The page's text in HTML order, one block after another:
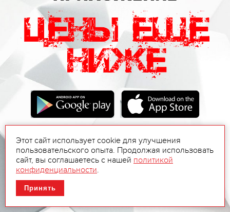
Этот сайт использует cookie для улучшения
пользовательского опыта. Продолжая использовать
сайт, вы соглашаетесь с нашей политикой
конфиденциальности.
Принять